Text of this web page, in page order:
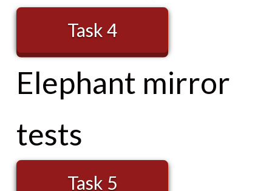
Task 4
Elephant mirror
tests
Task 5